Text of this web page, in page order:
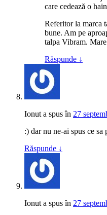
care cedează o
Referitor la marca
bune. Am pe
talpa Vibram.
Răspunde ↓
Ionut a spusîn 27
:) dar nu ne-ai spus ce sa
Răspunde ↓
Ionut a spusîn 27